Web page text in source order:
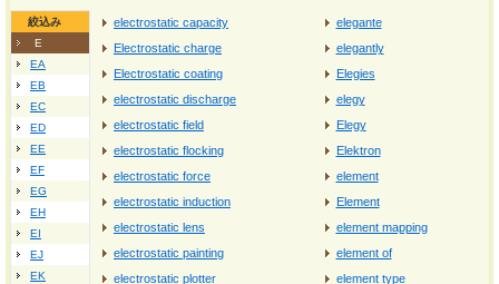
絞込み
E
EA
EB
EC
ED
EE
EF
EG
EH
EI
EJ
EK
electrostatic capacity
Electrostatic charge
Electrostatic coating
electrostatic discharge
electrostatic field
electrostatic flocking
electrostatic force
electrostatic induction
electrostatic lens
electrostatic painting
electrostatic plotter
elegante
elegantly
Elegies
elegy
Elegy
Elektron
element
Element
element mapping
element of
element type